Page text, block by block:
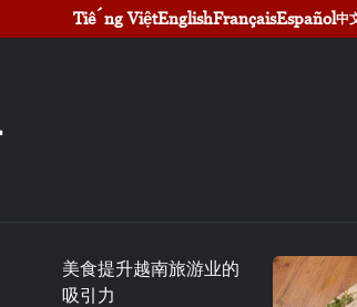
Tiếng ViệtEnglishFrançaisEspañol中
美食提升越南旅游业的
吸引力